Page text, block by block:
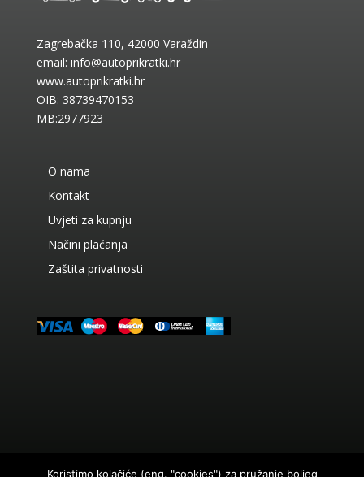
Zagrebačka 110, 42000 Varaždin
email: info@autoprikratki.hr
www.autoprikratki.hr
OIB: 38739470153
MB:2977923
O nama
Kontakt
Uvjeti za kupnju
Načini plaćanja
Zaštita privatnosti
Koristimo kolačiće (eng. "cookies") za pružanje boljeg